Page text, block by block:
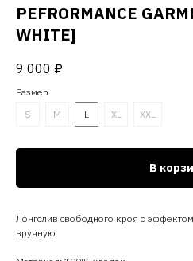
PEFRORMANCE
WHITE]
9 000 ₽
Размер
S
M L XL XXL
В
Лонгслив свободного кроя с
вручную.